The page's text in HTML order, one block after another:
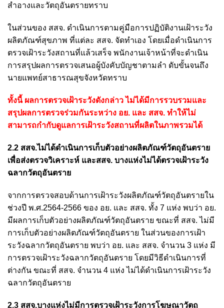
สำอางและวัตถุอันตรายทราบ
ในส่วนของ สสจ. ดำเนินการตามคู่มือการปฏิบัติงานเฝ้าระวัง
ผลิตภัณฑ์สุขภาพ ที่แต่ละ สสจ. จัดทำเอง โดยเมื่อดำเนินการ
ตรวจเฝ้าระวังสถานที่แล้วเสร็จ พนักงานเจ้าหน้าที่จะดำเนิน
การสรุปผลการตรวจเสนอผู้บังคับบัญชาตามลำ ดับขั้นจนถึง
นายแพทย์สาธารณสุขจังหวัดทราบ
ทั้งนี้ ผลการตรวจเฝ้าระวังดังกล่าว ไม่ได้มีการรวบรวมและ
สรุปผลการตรวจร่วมกันระหว่าง อย. และ สสจ. ทำให้ไม่
สามารถกำกับดูแลการเฝ้าระวังสถานที่ผลิตในภาพรวมได้
2.2 สสจ.ไม่ได้ดำเนินการเก็บตัวอย่างผลิตภัณฑ์วัตถุอันตราย
เพื่อส่งตรวจวิเคราะห์ และสสจ. บางแห่งไม่ได้ตรวจเฝ้าระวัง
ฉลากวัตถุอันตราย
จากการตรวจสอบด้านการเฝ้าระวังผลิตภัณฑ์วัตถุอันตรายใน
ช่วงปี พ.ศ.2564-2566 ของ อย. และ สสจ. ทั้ง 7 แห่ง พบว่า อย.
มีผลการเก็บตัวอย่างผลิตภัณฑ์วัตถุอันตราย ขณะที่ สสจ. ไม่มี
การเก็บตัวอย่างผลิตภัณฑ์วัตถุอันตราย ในส่วนของการเฝ้า
ระวังฉลากวัตถุอันตราย พบว่า อย. และ สสจ. จำนวน 3 แห่ง มี
การตรวจเฝ้าระวังฉลากวัตถุอันตราย โดยมีวิธีดำเนินการที่
ต่างกัน ขณะที่ สสจ. จำนวน 4 แห่ง ไม่ได้ดำเนินการเฝ้าระวัง
ฉลากวัตถุอันตราย
2.3 สสจ.บางแห่งไม่มีการตรวจเฝ้าระวังการโฆษณาวัตถุ